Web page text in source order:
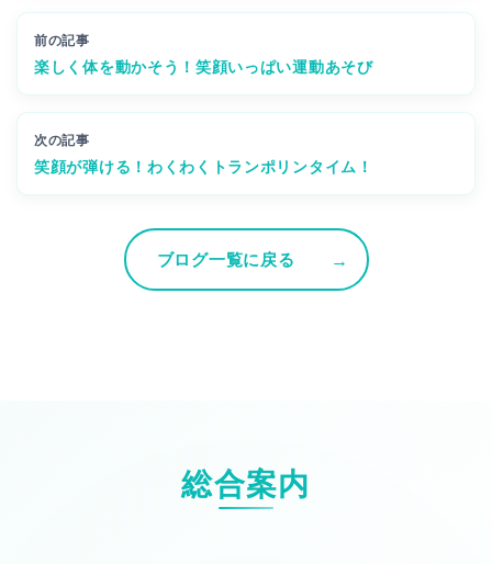
前の記事
楽しく体を動かそう！笑顔いっぱい運動あそび
次の記事
笑顔が弾ける！わくわくトランポリンタイム！
ブログ一覧に戻る
総合案内